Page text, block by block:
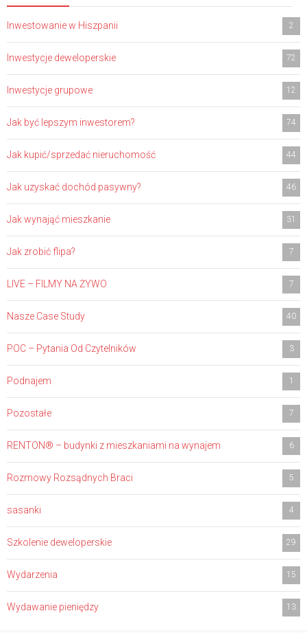
Inwestowanie w Hiszpanii 2
Inwestycje deweloperskie 72
Inwestycje grupowe 12
Jak być lepszym inwestorem? 74
Jak kupić/sprzedać nieruchomość 44
Jak uzyskać dochód pasywny? 46
Jak wynająć mieszkanie 31
Jak zrobić flipa? 7
LIVE – FILMY NA ŻYWO 7
Nasze Case Study 40
POC – Pytania Od Czytelników 3
Podnajem 1
Pozostałe 7
RENTON® – budynki z mieszkaniami na wynajem 6
Rozmowy Rozsądnych Braci 5
sasanki 4
Szkolenie deweloperskie 29
Wydarzenia 15
Wydawanie pieniędzy 13